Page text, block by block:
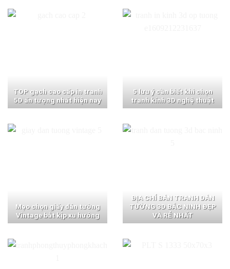
TOP gạch cao cấp in tranh
5D ấn tượng nhất hiện nay
5 lưu ý cần biết khi chọn
tranh kính 3D nghệ thuật
Mẹo chọn giấy dán tường
Vintage bắt kịp xu hướng
ĐỊA CHỈ BÁN TRANH DÁN
TƯỜNG 3D BẮC NINH ĐẸP
VÀ RẺ NHẤT